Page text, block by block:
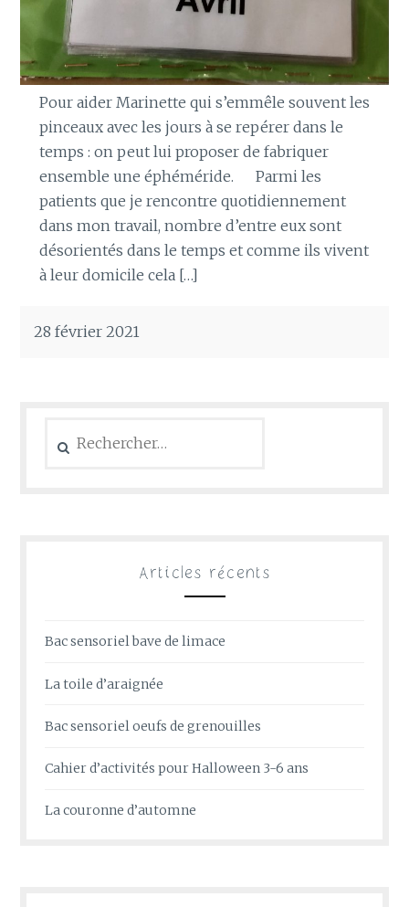
Pour aider Marinette qui s’emmêle souvent les
pinceaux avec les jours à se repérer dans le
temps : on peut lui proposer de fabriquer
ensemble une éphéméride. Parmi les
patients que je rencontre quotidiennement
dans mon travail, nombre d’entre eux sont
désorientés dans le temps et comme ils vivent
à leur domicile cela […]
28 février 2021
Articles récents
Bac sensoriel bave de limace
La toile d’araignée
Bac sensoriel oeufs de grenouilles
Cahier d’activités pour Halloween 3-6 ans
La couronne d’automne